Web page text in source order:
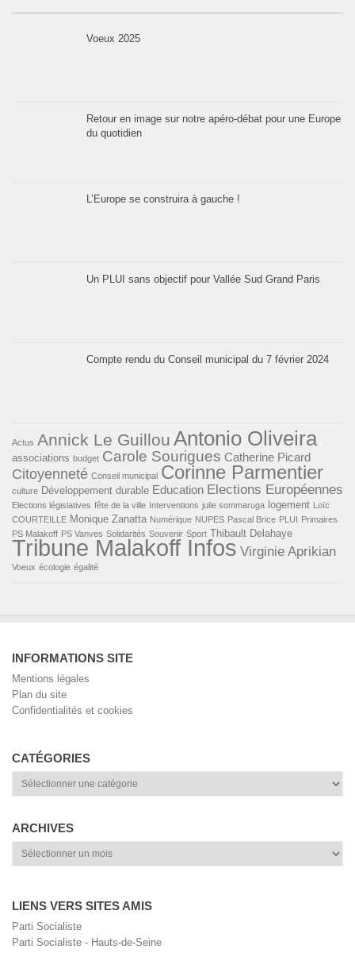
Voeux 2025
Retour en image sur notre apéro-débat pour une Europe
du quotidien
L’Europe se construira à gauche !
Un PLUI sans objectif pour Vallée Sud Grand Paris
Compte rendu du Conseil municipal du 7 février 2024
Actus Annick Le Guillou Antonio Oliveira
associations budget Carole Sourigues Catherine Picard
Citoyenneté Conseil municipal Corinne Parmentier
culture Développement durable Education Elections Européennes
Elections législatives fête de la ville Interventions julie sommaruga logement Loïc
COURTEILLE Monique Zanatta Numérique NUPES Pascal Brice PLUI Primaires
PS Malakoff PS Vanves Solidarités Souvenir Sport Thibault Delahaye
Tribune Malakoff Infos Virginie Aprikian
Voeux écologie égalité
INFORMATIONS SITE
Mentions légales
Plan du site
Confidentialités et cookies
CATÉGORIES
Catégories
ARCHIVES
Archives
LIENS VERS SITES AMIS
Parti Socialiste
Parti Socialiste - Hauts-de-Seine